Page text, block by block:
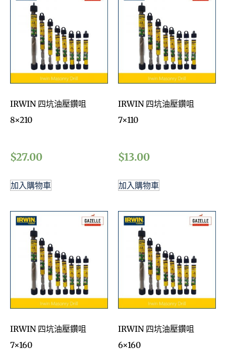
IRWIN 四坑油壓鑽咀
8×210
$27.00
加入購物車
IRWIN 四坑油壓鑽咀
7×110
$13.00
加入購物車
IRWIN 四坑油壓鑽咀
7×160
IRWIN 四坑油壓鑽咀
6×160